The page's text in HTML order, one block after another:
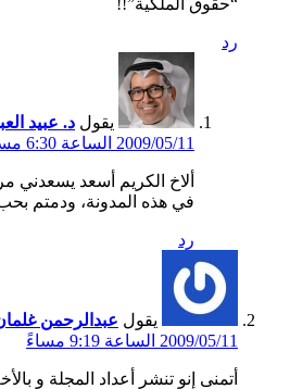
“حقوق الملكية”!!
رد
يقول د. عبيد
2009/05/11 الساعة 6:30 مساءً
ألاخ الكريم أسعد
في هذه المدونة، ودمتم
رد
يقول عبدالرحمن
2009/05/11 الساعة 9:19 مساءً
أتمنى إنو تنشر أعداد المجلة و